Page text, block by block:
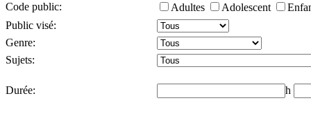
Code public: Adultes Adolescent
Public visé:
Genre:
Sujets:
Durée: h